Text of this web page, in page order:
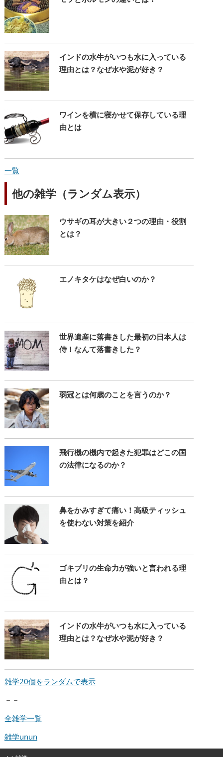
インドの水牛がいつも水に入っている
理由とは？なぜ水や泥が好き？
ワインを横に寝かせて保存している理
由とは
一覧
他の雑学（ランダム表示）
ウサギの耳が大きい２つの理由・役割
とは？
エノキタケはなぜ白いのか？
世界遺産に落書きした最初の日本人は
侍！なんて落書きした？
弱冠とは何歳のことを言うのか？
飛行機の機内で起きた犯罪はどこの国
の法律になるのか？
鼻をかみすぎて痛い！高級ティッシュ
を使わない対策を紹介
ゴキブリの生命力が強いと言われる理
由とは？
インドの水牛がいつも水に入っている
理由とは？なぜ水や泥が好き？
雑学20個をランダムで表示
－－
全雑学一覧
雑学unun